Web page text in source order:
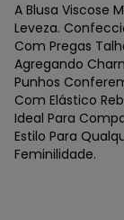
A Blusa Viscose
Leveza.
Com Pregas
Agregando
Punhos
Com Elástico
Ideal Para
Estilo Para
Feminilidade.
Endless - Blusa